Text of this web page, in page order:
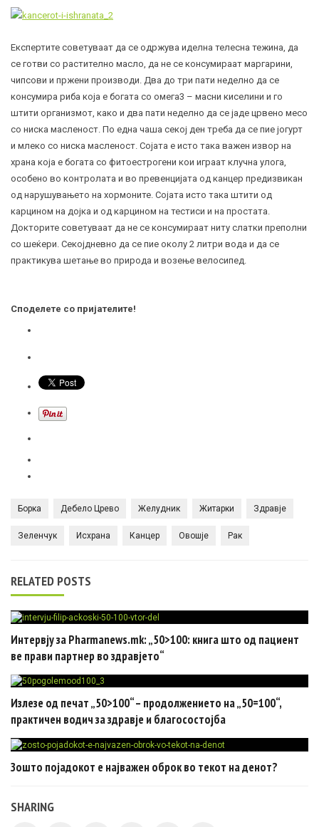
Експертите советуваат да се одржува иделна телесна тежина, да
се готви со растително масло, да не се консумираат маргарини,
чипсови и пржени производи. Два до три пати неделно да се
консумира риба која е богата со омега3 – масни киселини и го
штити организмот, како и два пати неделно да се јаде црвено месо
со ниска масленост. По една чаша секој ден треба да се пие јогурт
и млеко со ниска масленост. Сојата е исто така важен извор на
храна која е богата со фитоестрогени кои играат клучна улога,
особено во контролата и во превенцијата од канцер предизвикан
од нарушувањето на хормоните. Сојата исто така штити од
карцином на дојка и од карцином на тестиси и на простата.
Докторите советуваат да не се консумираат ниту слатки преполни
со шеќери. Секојдневно да се пие околу 2 литри вода и да се
практикува шетање во природа и возење велосипед.
Споделете со пријателите!
Борка Дебело Црево Желудник Житарки Здравје
Зеленчук Исхрана Канцер Овошје Рак
RELATED POSTS
Интервју за Pharmanews.mk: „50>100: книга што од пациент
ве прави партнер во здравјето“
Излезе од печат „50>100“ – продолжението на „50=100“,
практичен водич за здравје и благосостојба
Зошто појадокот е најважен оброк во текот на денот?
SHARING